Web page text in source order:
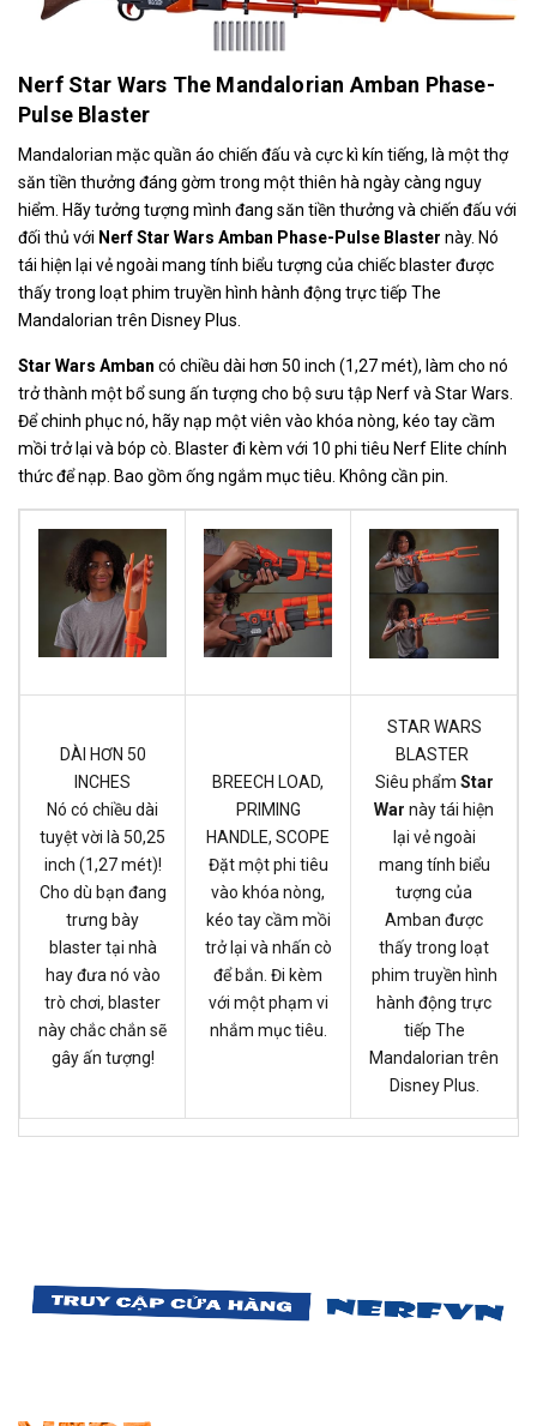
Nerf Star Wars The Mandalorian Amban Phase-
Pulse Blaster
Mandalorian mặc quần áo chiến đấu và cực kì kín tiếng, là một thợ
săn tiền thưởng đáng gờm trong một thiên hà ngày càng nguy
hiểm. Hãy tưởng tượng mình đang săn tiền thưởng và chiến đấu với
đối thủ với Nerf Star Wars Amban Phase-Pulse Blaster này. Nó
tái hiện lại vẻ ngoài mang tính biểu tượng của chiếc blaster được
thấy trong loạt phim truyền hình hành động trực tiếp The
Mandalorian trên Disney Plus.
Star Wars Amban có chiều dài hơn 50 inch (1,27 mét), làm cho nó
trở thành một bổ sung ấn tượng cho bộ sưu tập Nerf và Star Wars.
Để chinh phục nó, hãy nạp một viên vào khóa nòng, kéo tay cầm
mồi trở lại và bóp cò. Blaster đi kèm với 10 phi tiêu Nerf Elite chính
thức để nạp. Bao gồm ống ngắm mục tiêu. Không cần pin.
DÀI HƠN 50
INCHES
Nó có chiều dài
tuyệt vời là 50,25
inch (1,27 mét)!
Cho dù bạn đang
trưng bày
blaster tại nhà
hay đưa nó vào
trò chơi, blaster
này chắc chắn sẽ
gây ấn tượng!
BREECH LOAD,
PRIMING
HANDLE, SCOPE
Đặt một phi tiêu
vào khóa nòng,
kéo tay cầm mồi
trở lại và nhấn cò
để bắn. Đi kèm
với một phạm vi
nhắm mục tiêu.
STAR WARS
BLASTER
Siêu phẩm Star
War này tái hiện
lại vẻ ngoài
mang tính biểu
tượng của
Amban được
thấy trong loạt
phim truyền hình
hành động trực
tiếp The
Mandalorian trên
Disney Plus.